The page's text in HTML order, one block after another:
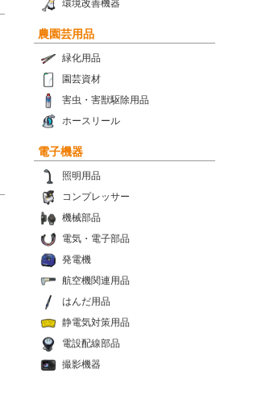
環境改善機器
農園芸用品
緑化用品
園芸資材
害虫・害獣駆除用品
ホースリール
電子機器
照明用品
コンプレッサー
機械部品
電気・電子部品
発電機
航空機関連用品
はんだ用品
静電気対策用品
電設配線部品
撮影機器